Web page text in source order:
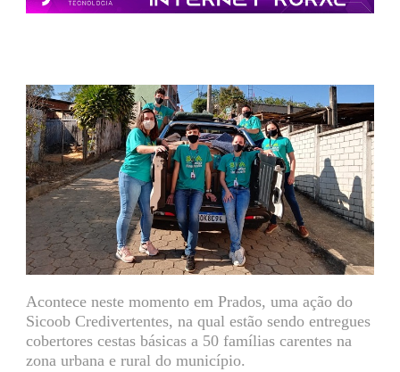
Acontece neste momento em Prados, uma ação do
Sicoob Credivertentes, na qual estão sendo entregues
cobertores cestas básicas a 50 famílias carentes na
zona urbana e rural do município.